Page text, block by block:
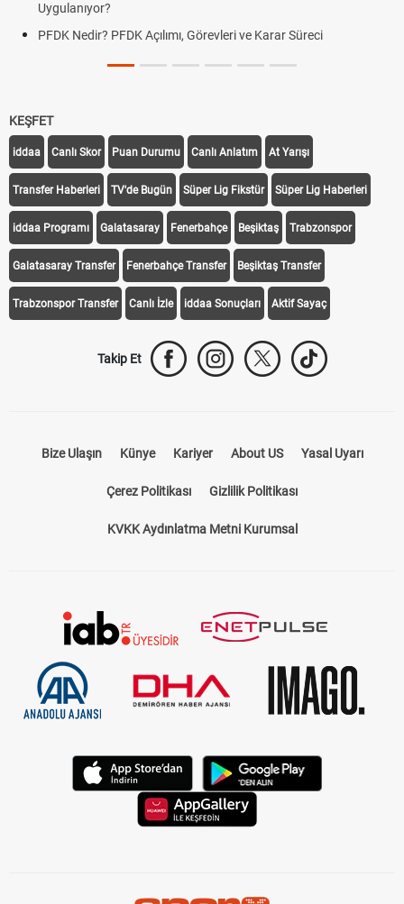
Uygulanıyor?
PFDK Nedir? PFDK Açılımı, Görevleri ve Karar Süreci
KEŞFET
iddaa Canlı Skor Puan Durumu Canlı Anlatım At Yarışı
Transfer Haberleri TV'de Bugün Süper Lig Fikstür Süper Lig Haberleri
iddaa Programı Galatasaray Fenerbahçe Beşiktaş Trabzonspor
Galatasaray Transfer Fenerbahçe Transfer Beşiktaş Transfer
Trabzonspor Transfer Canlı İzle iddaa Sonuçları Aktif Sayaç
Takip Et
Bize Ulaşın Künye Kariyer About US Yasal Uyarı
Çerez Politikası Gizlilik Politikası
KVKK Aydınlatma Metni Kurumsal